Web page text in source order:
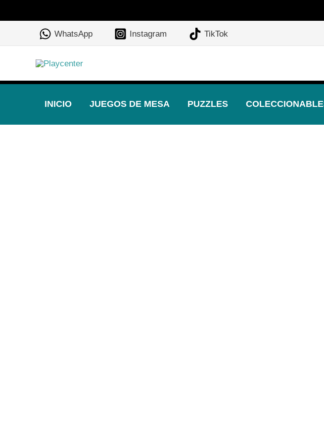
al
WhatsApp Instagram TikTok
INICIO JUEGOS DE MESA PUZZLES